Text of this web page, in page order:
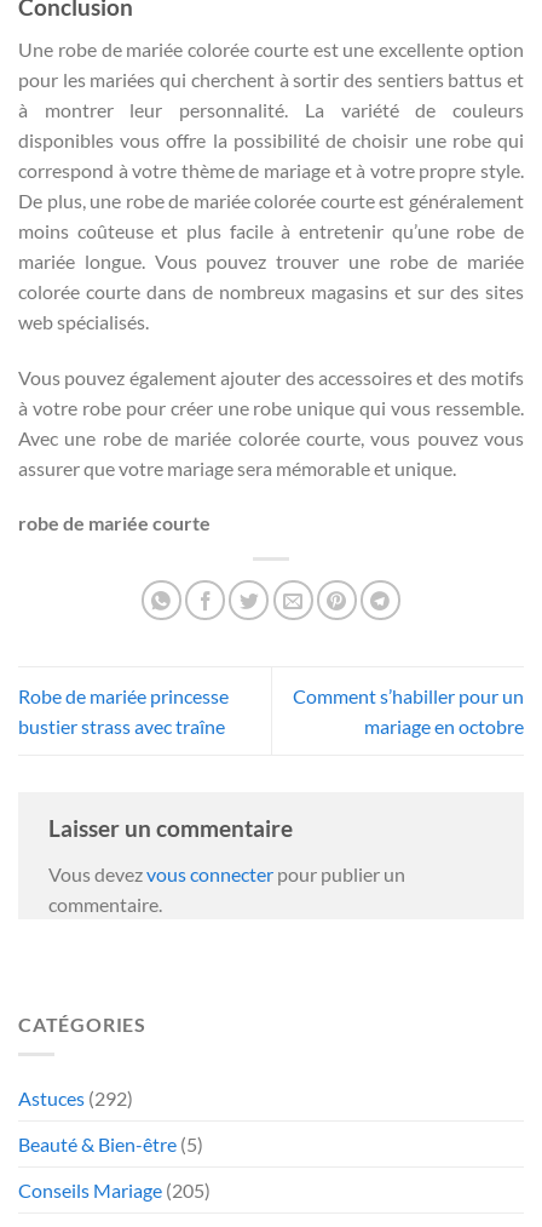
Conclusion
Une robe de mariée colorée courte est une excellente option
pour les mariées qui cherchent à sortir des sentiers battus et
à montrer leur personnalité. La variété de couleurs
disponibles vous offre la possibilité de choisir une robe qui
correspond à votre thème de mariage et à votre propre style.
De plus, une robe de mariée colorée courte est généralement
moins coûteuse et plus facile à entretenir qu’une robe de
mariée longue. Vous pouvez trouver une robe de mariée
colorée courte dans de nombreux magasins et sur des sites
web spécialisés.
Vous pouvez également ajouter des accessoires et des motifs
à votre robe pour créer une robe unique qui vous ressemble.
Avec une robe de mariée colorée courte, vous pouvez vous
assurer que votre mariage sera mémorable et unique.
robe de mariée courte
Robe de mariée princesse
bustier strass avec traîne
Comment s’habiller pour un
mariage en octobre
Laisser un commentaire
Vous devezvous connecter pour publier un
commentaire.
CATÉGORIES
Astuces (292)
Beauté & Bien-être (5)
Conseils Mariage (205)